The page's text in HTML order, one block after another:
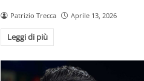
Patrizio Trecca Aprile 13, 2026
Leggi di più